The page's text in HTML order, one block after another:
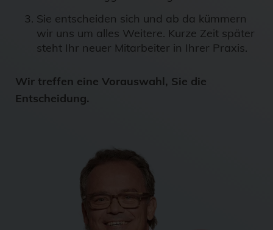
Sie entscheiden sich und ab da kümmern
wir uns um alles Weitere. Kurze Zeit später
steht Ihr neuer Mitarbeiter in Ihrer Praxis.
Wir treffen eine Vorauswahl, Sie die
Entscheidung.